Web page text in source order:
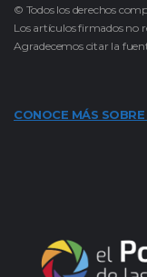
© Todos los derechos
Los artículos firmados no
Agradecemos citar la
CONOCE MÁS